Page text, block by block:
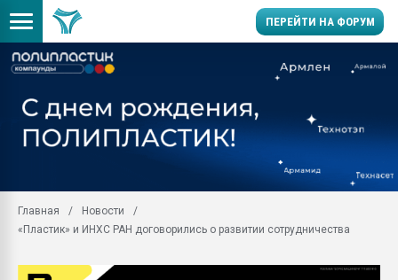
ПЕРЕЙТИ НА ФОРУМ
заводу пластмасс"
Главная
Новости
«Пластик» и ИНХС РАН договорились о развитии сотрудничества